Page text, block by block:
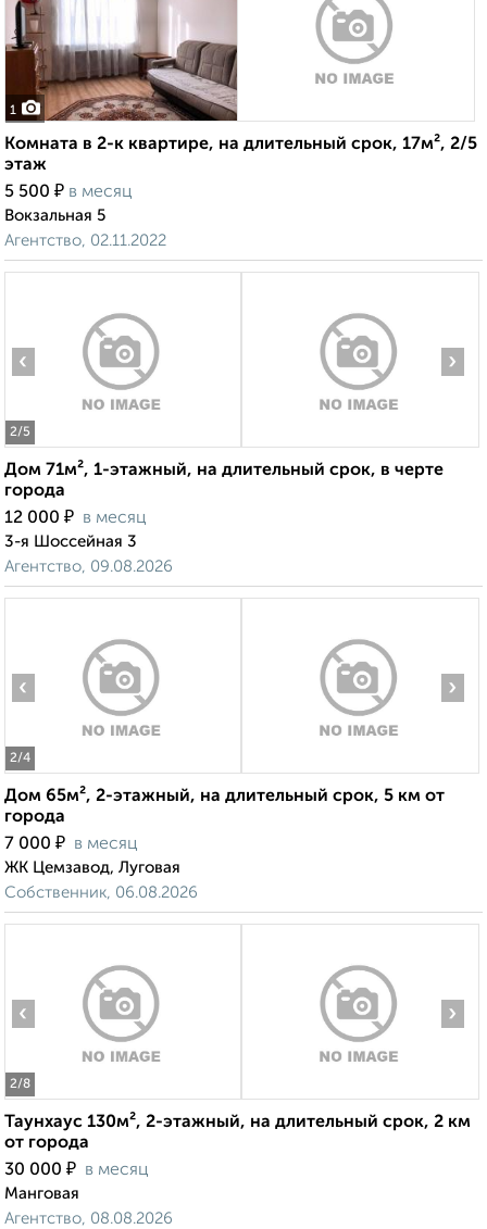
1
Комната в 2-к квартире, на длительный срок, 17м², 2/5
этаж
5 500 ₽ в месяц
Вокзальная 5
Агентство, 02.11.2022
2/5
‹ ›
Дом 71м², 1-этажный, на длительный срок, в черте
города
12 000 ₽ в месяц
3-я Шоссейная 3
Агентство, 09.08.2026
2/4
‹ ›
Дом 65м², 2-этажный, на длительный срок, 5 км от
города
7 000 ₽ в месяц
ЖК Цемзавод, Луговая
Собственник, 06.08.2026
2/8
‹ ›
Таунхаус 130м², 2-этажный, на длительный срок, 2 км
от города
30 000 ₽ в месяц
Манговая
Агентство, 08.08.2026